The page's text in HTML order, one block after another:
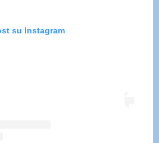
su Instagram